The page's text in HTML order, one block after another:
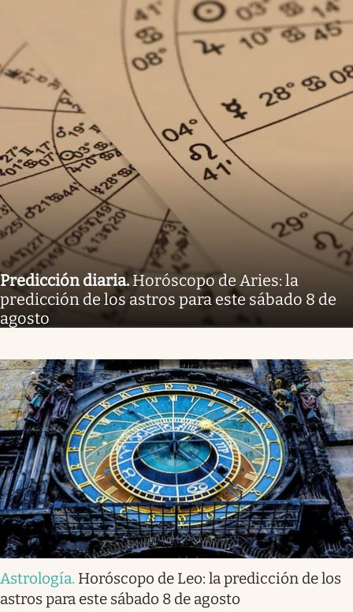
Predicción diaria.Horóscopo de Aries: la
predicción de los astros para este sábado 8 de
agosto
Astrología. Horóscopo de Leo: la predicción de los
astros para este sábado 8 de agosto